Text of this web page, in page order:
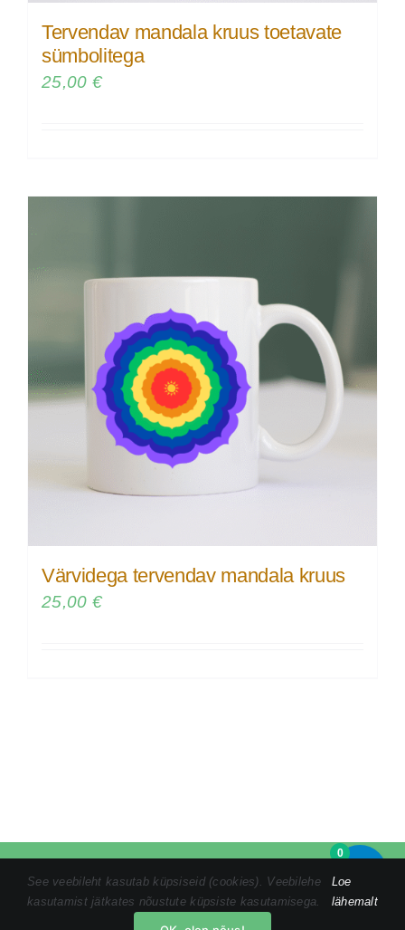
Tervendav mandala kruus toetavate
sümbolitega
25,00 €
Värvidega tervendav mandala kruus
25,00 €
Privaatsustingimused|Ostuprotsess| Müügitingimused
0
See veebileht kasutab küpsiseid (cookies). Veebilehe
kasutamist jätkates nõustute küpsiste kasutamisega.
Loe
lähemalt